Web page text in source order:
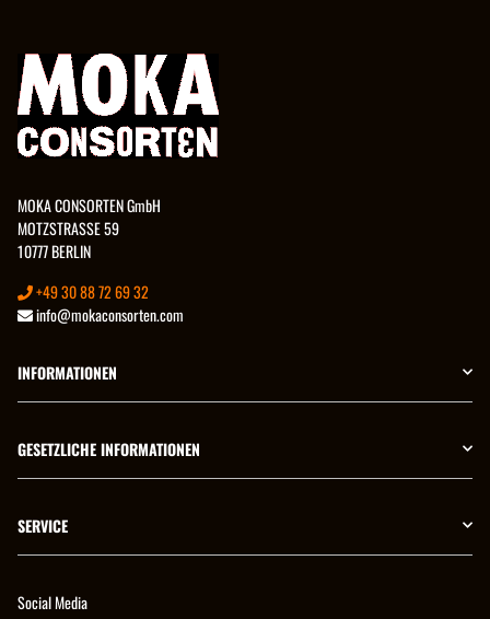
MOKA CONSORTEN GmbH
MOTZSTRASSE 59
10777 BERLIN
+49 30 88 72 69 32
info@mokaconsorten.com
INFORMATIONEN
GESETZLICHE INFORMATIONEN
SERVICE
Social Media